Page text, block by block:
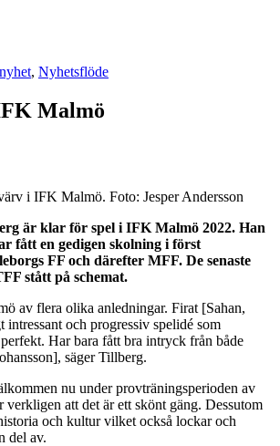
, Nyhetsflöde
Malmö
i IFK Malmö. Foto: Jesper Andersson
är klar för spel i IFK Malmö 2022. Han
fått en gedigen skolning i först
FF och därefter MFF. De senaste
stått på schemat.
av flera olika anledningar. Firat [Sahan,
intressant och progressiv spelidé som
Har bara fått bra intryck från både
säger Tillberg.
nu under provträningsperioden av
verkligen att det är ett skönt gäng. Dessutom
och kultur vilket också lockar och
del av.